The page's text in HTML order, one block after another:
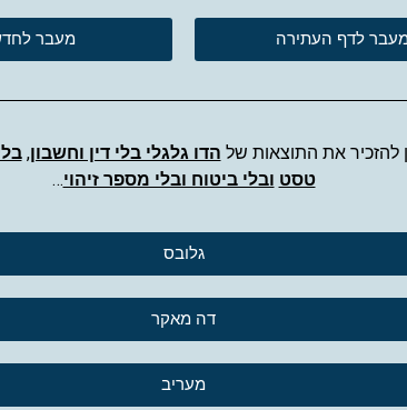
לדף העתירה מעבר
להזכיר את התוצאות של הדו גלגלי בלי דין וחשבון,
טסט ובלי ביטוח ובלי מספר זיהוי…
גלובס
דה מאקר
מעריב